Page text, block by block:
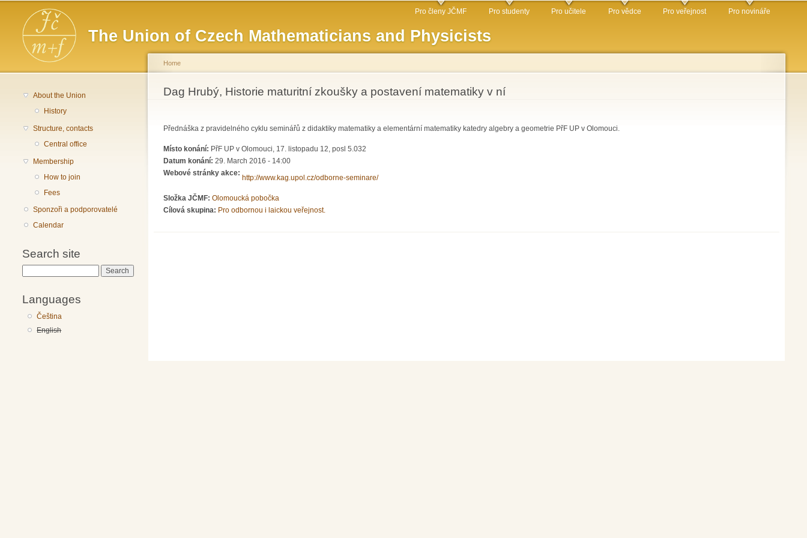
The Union of Czech Mathematicians and Physicists
Main menu Pro členy JČMF Pro studenty Pro učitele Pro vědce Pro veřejnost Pro novináře
About the Union
History
Structure, contacts
Central office
Membership
How to join
Fees
Sponzoři a podporovatelé
Calendar
Search site
Languages
Čeština
English
You are here
Home
Dag Hrubý, Historie maturitní zkoušky a postavení matematiky v ní
Přednáška z pravidelného cyklu seminářů z didaktiky matematiky a elementární matematiky katedry algebry a geometrie PřF UP v Olomouci.
Místo konání: PřF UP v Olomouci, 17. listopadu 12, posl 5.032
Datum konání: 29. March 2016 - 14:00
Webové stránky akce:
http://www.kag.upol.cz/odborne-seminare/
Složka JČMF: Olomoucká pobočka
Cílová skupina: Pro odbornou i laickou veřejnost.